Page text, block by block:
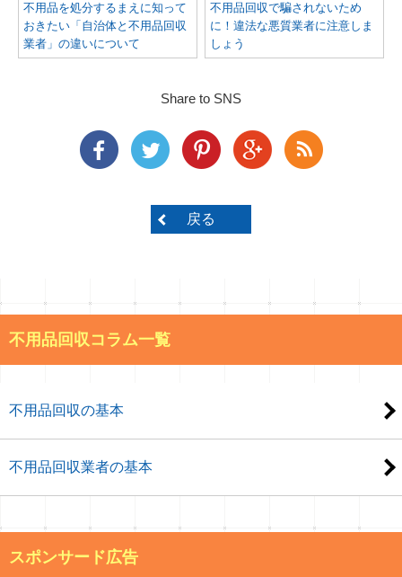
不用品を処分するまえに知って
おきたい「自治体と不用品回収
業者」の違いについて
不用品回収で騙されないため
に！違法な悪質業者に注意しま
しょう
Share to SNS
戻る
不用品回収コラム一覧
不用品回収の基本
不用品回収業者の基本
スポンサード広告